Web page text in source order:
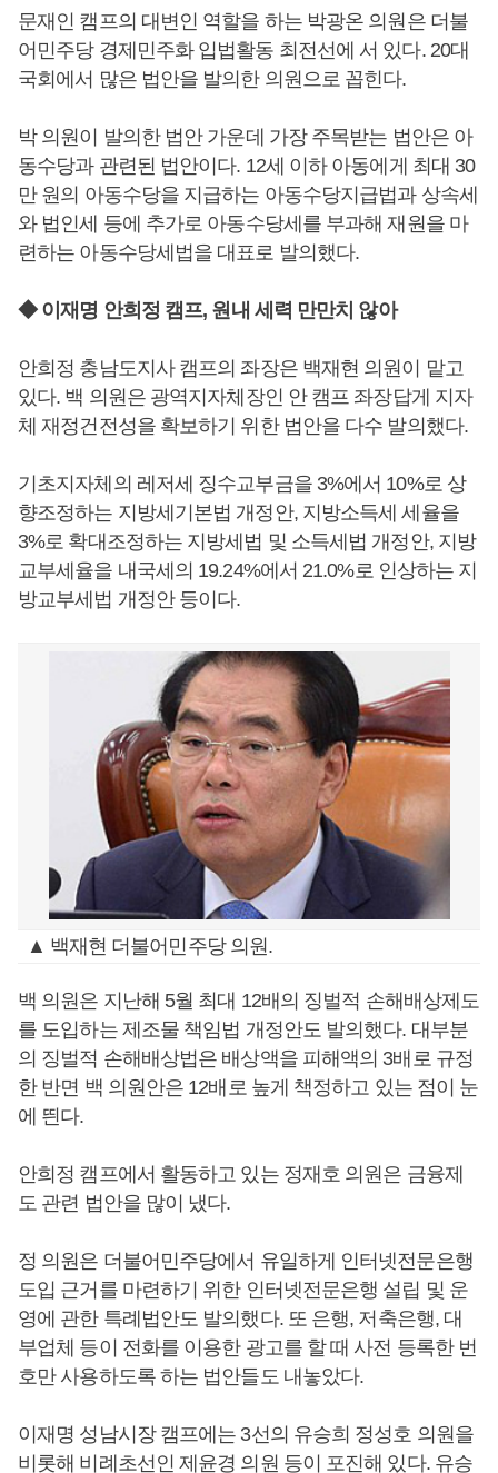
문재인 캠프의 대변인 역할을 하는 박광온 의원은 더불
어민주당 경제민주화 입법활동 최전선에 서 있다. 20대
국회에서 많은 법안을 발의한 의원으로 꼽힌다.
박 의원이 발의한 법안 가운데 가장 주목받는 법안은 아
동수당과 관련된 법안이다. 12세 이하 아동에게 최대 30
만 원의 아동수당을 지급하는 아동수당지급법과 상속세
와 법인세 등에 추가로 아동수당세를 부과해 재원을 마
련하는 아동수당세법을 대표로 발의했다.
◆ 이재명 안희정 캠프, 원내 세력 만만치 않아
안희정 충남도지사 캠프의 좌장은 백재현 의원이 맡고
있다. 백 의원은 광역지자체장인 안 캠프 좌장답게 지자
체 재정건전성을 확보하기 위한 법안을 다수 발의했다.
기초지자체의 레저세 징수교부금을 3%에서 10%로 상
향조정하는 지방세기본법 개정안, 지방소득세 세율을
3%로 확대조정하는 지방세법 및 소득세법 개정안, 지방
교부세율을 내국세의 19.24%에서 21.0%로 인상하는 지
방교부세법 개정안 등이다.
▲ 백재현 더불어민주당 의원.
백 의원은 지난해 5월 최대 12배의 징벌적 손해배상제도
를 도입하는 제조물 책임법 개정안도 발의했다. 대부분
의 징벌적 손해배상법은 배상액을 피해액의 3배로 규정
한 반면 백 의원안은 12배로 높게 책정하고 있는 점이 눈
에 띈다.
안희정 캠프에서 활동하고 있는 정재호 의원은 금융제
도 관련 법안을 많이 냈다.
정 의원은 더불어민주당에서 유일하게 인터넷전문은행
도입 근거를 마련하기 위한 인터넷전문은행 설립 및 운
영에 관한 특례법안도 발의했다. 또 은행, 저축은행, 대
부업체 등이 전화를 이용한 광고를 할 때 사전 등록한 번
호만 사용하도록 하는 법안들도 내놓았다.
이재명 성남시장 캠프에는 3선의 유승희 정성호 의원을
비롯해 비례초선인 제윤경 의원 등이 포진해 있다. 유승